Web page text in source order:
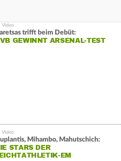
trifft beim Debüt:
GEWINNT ARSENAL-TEST
Mihambo, Mahutschich:
STARS DER
EM